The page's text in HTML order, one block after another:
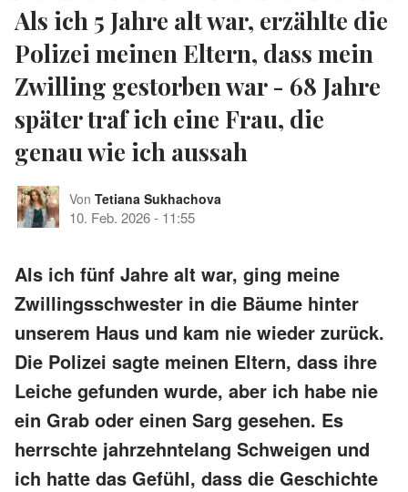
Als ich 5 Jahre alt war, erzählte die
Polizei meinen Eltern, dass mein
Zwilling gestorben war - 68 Jahre
später traf ich eine Frau, die
genau wie ich aussah
Von Tetiana Sukhachova
10. Feb. 2026- 11:55
Als ich fünf Jahre alt war, ging meine
Zwillingsschwester in die Bäume hinter
unserem Haus und kam nie wieder zurück.
Die Polizei sagte meinen Eltern, dass ihre
Leiche gefunden wurde, aber ich habe nie
ein Grab oder einen Sarg gesehen. Es
herrschte jahrzehntelang Schweigen und
ich hatte das Gefühl, dass die Geschichte